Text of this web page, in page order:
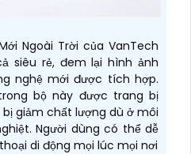
Ngoài Trời của VanTech
siêu rẻ, đem lại hình ảnh
nghệ mới được tích hợp.
bộ này được trang bị
giảm chất lượng dù ở môi
Người dùng có thể dễ
di động mọi lúc mọi nơi